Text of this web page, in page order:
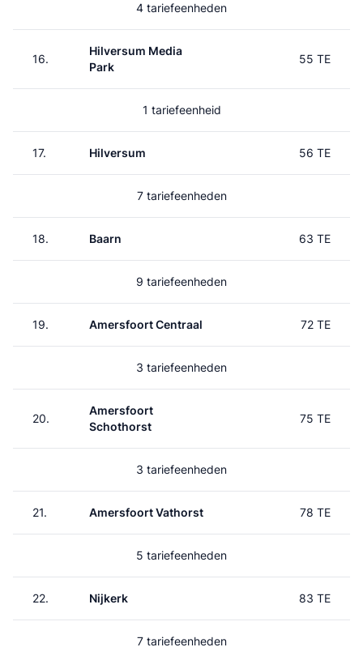
4 tariefeenheden
16.
Hilversum Media
Park
55 TE
1 tariefeenheid
17. Hilversum 56 TE
7 tariefeenheden
18. Baarn 63 TE
9 tariefeenheden
19. Amersfoort Centraal 72 TE
3 tariefeenheden
20.
Amersfoort
Schothorst
75 TE
3 tariefeenheden
21. Amersfoort Vathorst 78 TE
5 tariefeenheden
22. Nijkerk 83 TE
7 tariefeenheden